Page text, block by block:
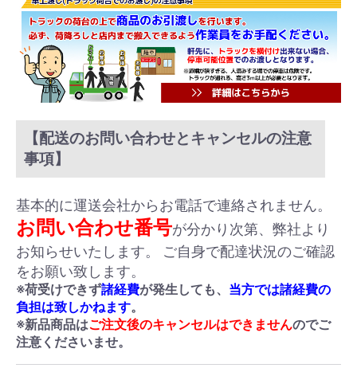
【配送のお問い合わせとキャンセルの注意
事項】
基本的に運送会社からお電話で連絡されません。
お問い合わせ番号が分かり次第、弊社より
お知らせいたします。 ご自身で配達状況のご確認
をお願い致します。
※荷受けできず諸経費が発生しても、 当方では諸経費の
負担は致しかねます。
※新品商品はご注文後のキャンセルはできませんのでご
注意くださいませ。